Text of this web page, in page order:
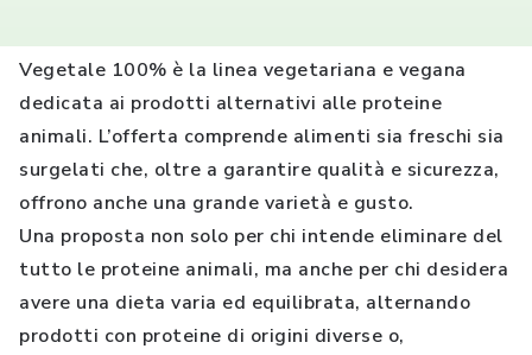
Vegetale 100% è la linea vegetariana e vegana
dedicata ai prodotti alternativi alle proteine
animali. L’offerta comprende alimenti sia freschi sia
surgelati che, oltre a garantire qualità e sicurezza,
offrono anche una grande varietà e gusto.
Una proposta non solo per chi intende eliminare del
tutto le proteine animali, ma anche per chi desidera
avere una dieta varia ed equilibrata, alternando
prodotti con proteine di origini diverse o,